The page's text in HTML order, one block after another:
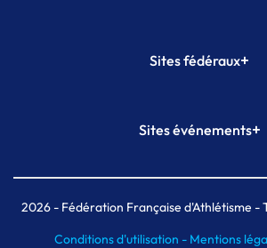
Sites fédéraux+
Plateforme Formation
Sites événements+
Meeting de Paris indoor
MAIF Ekiden de Paris
2026- Fédération Française d'Athlétisme -
Conditions d'utilisation - Mentions